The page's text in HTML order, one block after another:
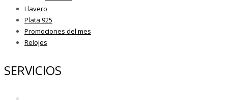
Llavero
Plata 925
Promociones del mes
Relojes
SERVICIOS